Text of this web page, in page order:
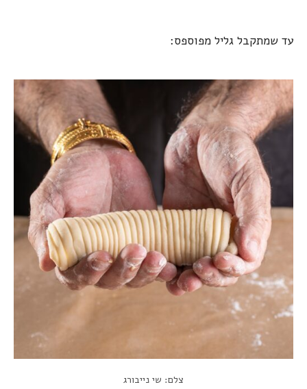
עד שמתקבל גליל מפוספס:
צלם: שי נייבורג